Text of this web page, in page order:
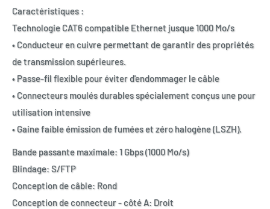
Caractéristiques :
Technologie CAT6 compatible Ethernet jusque 1000 Mo/s
• Conducteur en cuivre permettant de garantir des propriétés
de transmission supérieures.
• Passe-fil flexible pour éviter d'endommager le câble
• Connecteurs moulés durables spécialement conçus une pour
utilisation intensive
• Gaine faible émission de fumées et zéro halogène (LSZH).
Bande passante maximale: 1 Gbps (1000 Mo/s)
Blindage: S/FTP
Conception de câble: Rond
Conception de connecteur - côté A: Droit